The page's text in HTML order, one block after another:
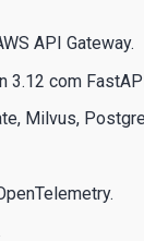
API Gateway.
3.12 com
Milvus,